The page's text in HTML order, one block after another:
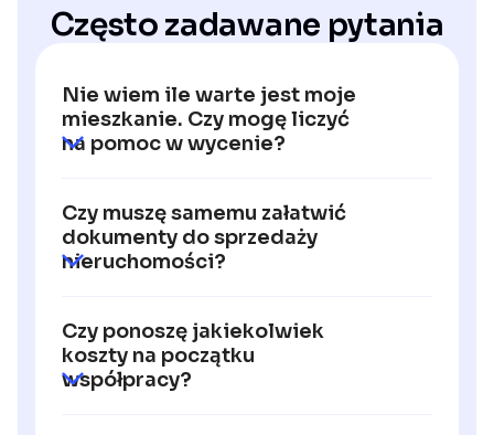
Często zadawane pytania
Nie wiem ile warte jest moje
mieszkanie. Czy mogę liczyć
na pomoc w wycenie?
przygotuję realną, uczciwą wycenę
opartą na danych z rynku i moim
doświadczeniu.
Czy muszę samemu załatwić
dokumenty do sprzedaży
nieruchomości?
niezbędne dokumenty z urzędu dzielnicy,
gminy i starostwa, a także świadectwo
charakterystyki energetycznej.
Czy ponoszę jakiekolwiek
koszty na początku
współpracy?